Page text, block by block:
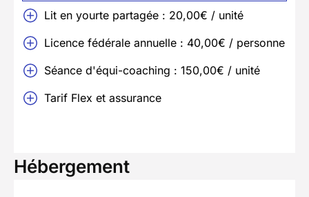
Lit en yourte partagée : 20,00€ / unité
Licence fédérale annuelle : 40,00€ / personne
Séance d'équi-coaching : 150,00€ / unité
Tarif Flex et assurance
Hébergement